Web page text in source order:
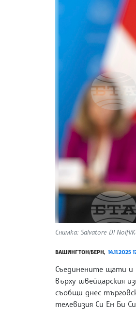
Снимка: Salvatore Di Nolfi/
ВАШИНГТОН/БЕРН, 14.11.2025
Съединените щати и
върху швейцарския
съобщи днес
телевизия Си Ен Би